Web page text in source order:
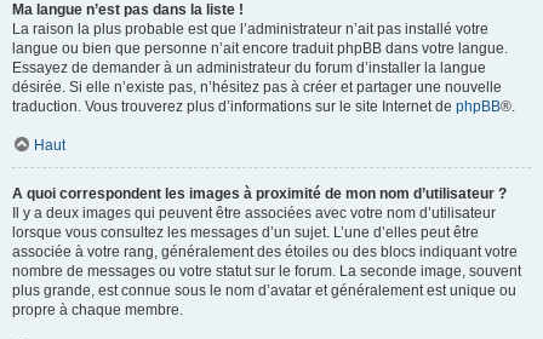
Ma langue n’est pas dans la liste !
La raison la plus probable est que l’administrateur n’ait pas installé votre
langue ou bien que personne n’ait encore traduit phpBB dans votre langue.
Essayez de demander à un administrateur du forum d’installer la langue
désirée. Si elle n’existe pas, n’hésitez pas à créer et partager une nouvelle
traduction. Vous trouverez plus d’informations sur le site Internet de phpBB®.
Haut
A quoi correspondent les images à proximité de mon nom d’utilisateur ?
Il y a deux images qui peuvent être associées avec votre nom d’utilisateur
lorsque vous consultez les messages d’un sujet. L’une d’elles peut être
associée à votre rang, généralement des étoiles ou des blocs indiquant votre
nombre de messages ou votre statut sur le forum. La seconde image, souvent
plus grande, est connue sous le nom d’avatar et généralement est unique ou
propre à chaque membre.